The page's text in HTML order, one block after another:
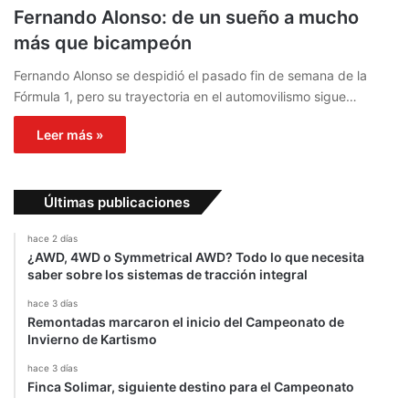
Fernando Alonso: de un sueño a mucho
más que bicampeón
Fernando Alonso se despidió el pasado fin de semana de la
Fórmula 1, pero su trayectoria en el automovilismo sigue…
Leer más »
Últimas publicaciones
hace 2 días
¿AWD, 4WD o Symmetrical AWD? Todo lo que necesita
saber sobre los sistemas de tracción integral
hace 3 días
Remontadas marcaron el inicio del Campeonato de
Invierno de Kartismo
hace 3 días
Finca Solimar, siguiente destino para el Campeonato